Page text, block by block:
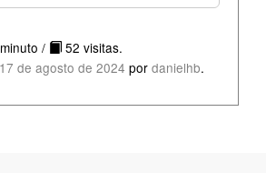
/
52 visitas.
17 de agosto de 2024 por danielhb.